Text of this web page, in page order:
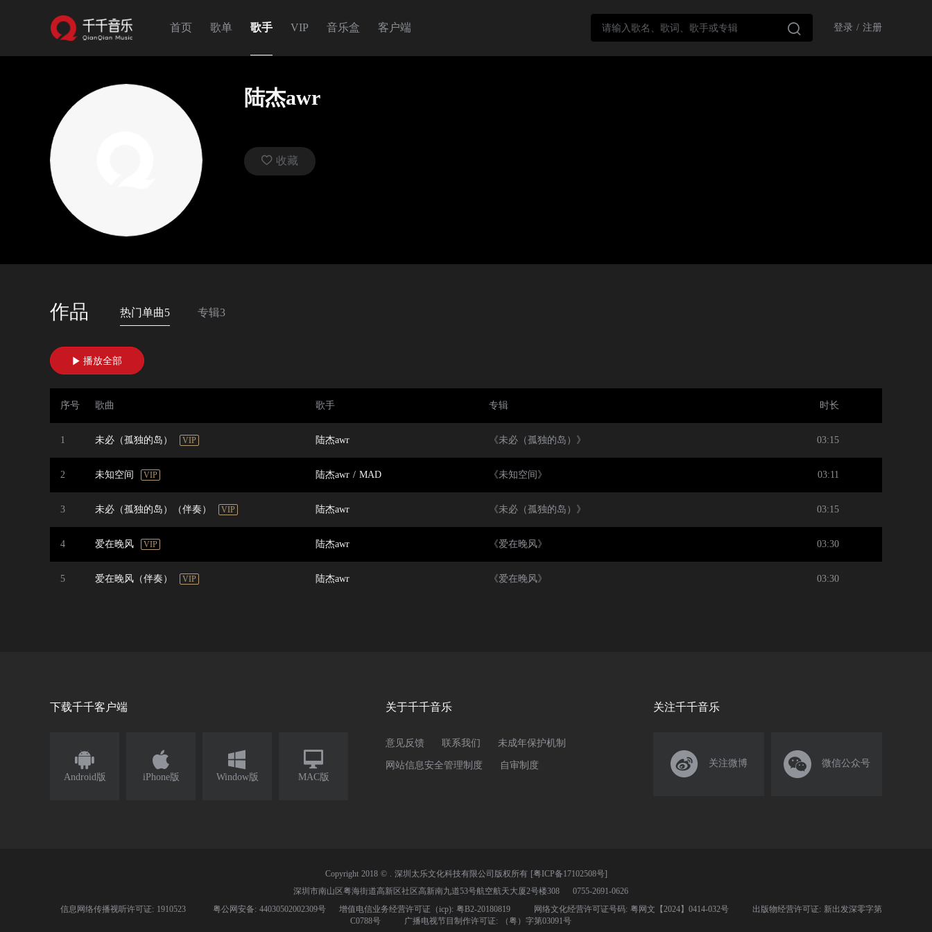
首页 歌单 歌手 VIP 音乐盒 客户端  登录 / 注册
陆杰awr
 收藏
作品 热门单曲5 专辑3
 播放全部
序号 歌曲 歌手 专辑 时长
1 未必（孤独的岛） VIP 陆杰awr 《未必（孤独的岛）》 03:15
2 未知空间 VIP 陆杰awr / MAD 《未知空间》 03:11
3 未必（孤独的岛）（伴奏） VIP 陆杰awr 《未必（孤独的岛）》 03:15
4 爱在晚风 VIP 陆杰awr 《爱在晚风》 03:30
5 爱在晚风（伴奏） VIP 陆杰awr 《爱在晚风》 03:30
下载千千客户端

Android版

iPhone版

Window版

MAC版
关于千千音乐
意见反馈 联系我们 未成年保护机制
网站信息安全管理制度 自审制度
关注千千音乐
 关注微博  微信公众号
Copyright 2018 © . 深圳太乐文化科技有限公司版权所有 [粤ICP备17102508号]
深圳市南山区粤海街道高新区社区高新南九道53号航空航天大厦2号楼308
0755-2691-0626
信息网络传播视听许可证: 1910523
粤公网安备: 44030502002309号 增值电信业务经营许可证（icp): 粤B2-20180819 网络文化经营许可证号码: 粤网文【2024】0414-032号
出版物经营许可证: 新出发深零字第
C0788号
广播电视节目制作许可证: （粤）字第03091号